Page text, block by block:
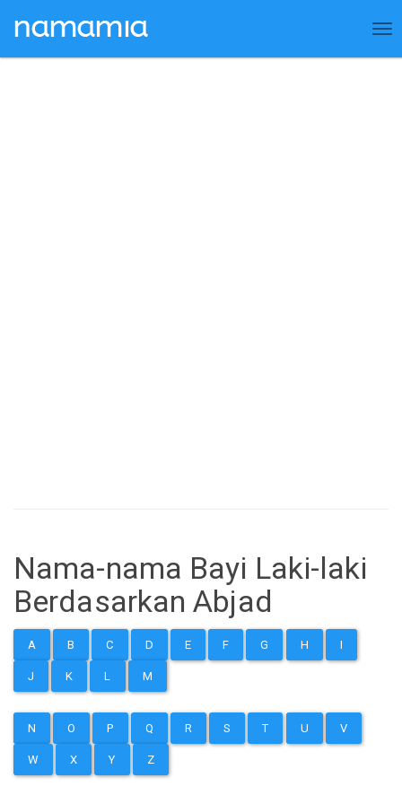
Nama-nama Bayi Laki-laki
Berdasarkan Abjad
A B C D E F G H I
J K L M
N O P Q R S T U V
W X Y Z